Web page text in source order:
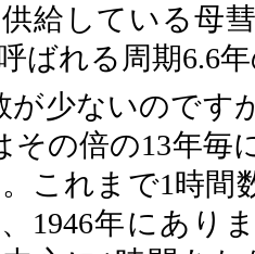
供給している母
ばれる周期6.6
が少ないのです
その倍の13年毎
これまで1時間
1946年にあり